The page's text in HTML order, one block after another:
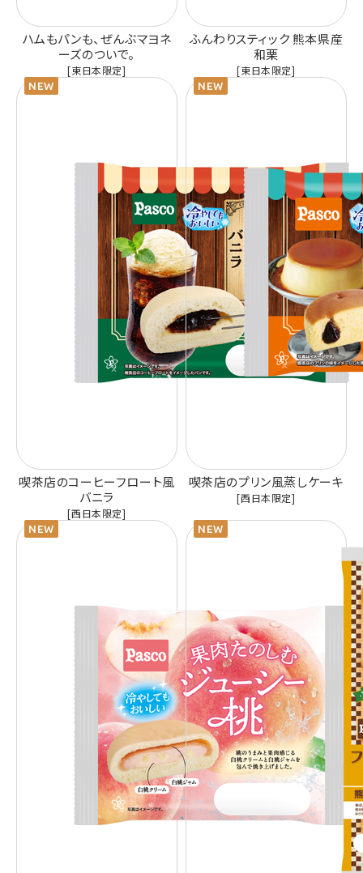
ハムもパンも、ぜんぶマヨネ
ーズのついで。
[東日本限定]
ふんわりスティック 熊本県産
和栗
[東日本限定]
喫茶店のコーヒーフロート風
バニラ
[西日本限定]
喫茶店のプリン風蒸しケーキ
[西日本限定]